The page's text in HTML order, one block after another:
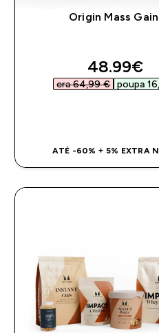
Origin Mass
48.99€‎
era 64,99 €‎ poupa
ATÉ -60% + 5% EXTRA